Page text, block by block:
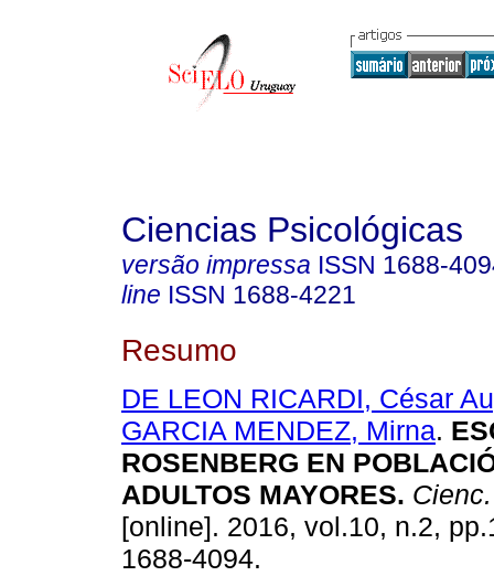
Ciencias Psicológicas
versão impressa ISSN 1688-
line ISSN 1688-4221
Resumo
DE LEON RICARDI, César
GARCIA MENDEZ, Mirna.
ROSENBERG EN
ADULTOS MAYORES.
[online]. 2016, vol.10, n.2,
1688-4094.